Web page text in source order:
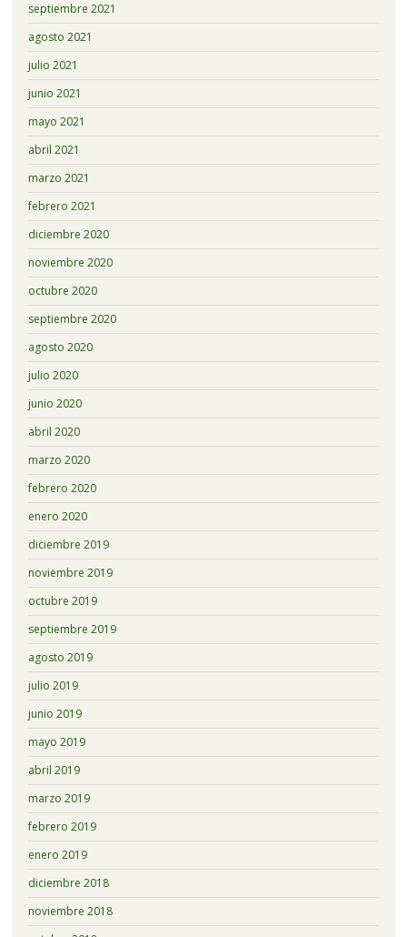
septiembre 2021
agosto 2021
julio 2021
junio 2021
mayo 2021
abril 2021
marzo 2021
febrero 2021
diciembre 2020
noviembre 2020
octubre 2020
septiembre 2020
agosto 2020
julio 2020
junio 2020
abril 2020
marzo 2020
febrero 2020
enero 2020
diciembre 2019
noviembre 2019
octubre 2019
septiembre 2019
agosto 2019
julio 2019
junio 2019
mayo 2019
abril 2019
marzo 2019
febrero 2019
enero 2019
diciembre 2018
noviembre 2018